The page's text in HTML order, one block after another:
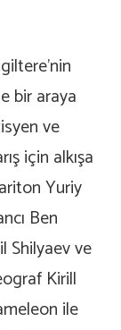
bir araya
ve
için alkışa
Yuriy
Ben
Shilyaev ve
Kirill
ile